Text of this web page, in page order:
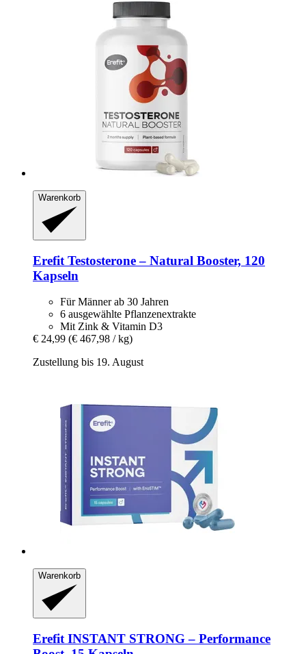
Warenkorb
Erefit Testosterone – Natural Booster, 120
Kapseln
Für Männer ab 30 Jahren
6 ausgewählte Pflanzenextrakte
Mit Zink & Vitamin D3
€ 24,99 (€ 467,98 / kg)
Zustellung bis 19. August
Warenkorb
Erefit INSTANT STRONG – Performance